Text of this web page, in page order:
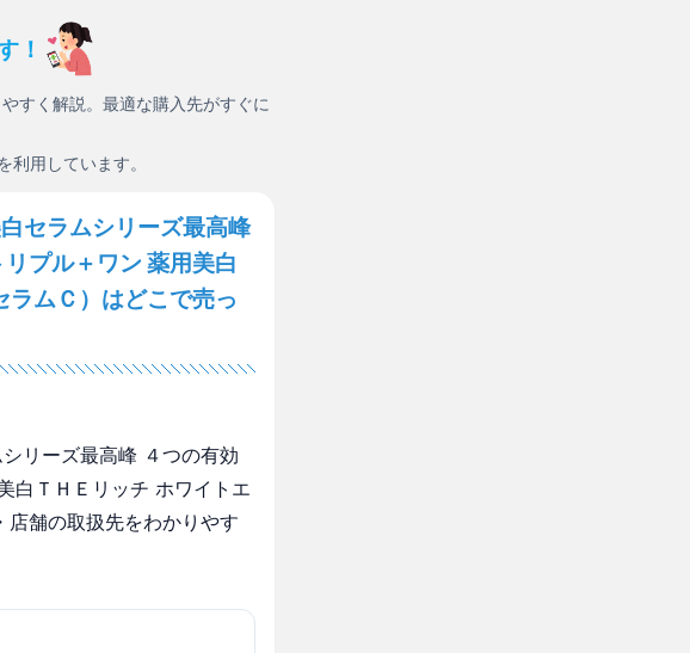
！
すく解説。最適な購入先がすぐに
用しています。
セラムシリーズ最高峰
プル＋ワン 薬用美白
ラムＣ）はどこで売っ
リーズ最高峰 ４つの有効
白ＴＨＥリッチ ホワイトエ
舗の取扱先をわかりやす